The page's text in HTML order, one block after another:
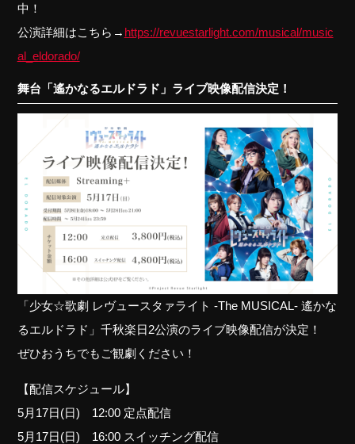
中！
公演詳細はこちら→ https://revuestarlight.com/musical/music
al_eldorado/
舞台「遙かなるエルドラド」ライブ映像配信決定！
「少女☆歌劇 レヴュースタァライト -The MUSICAL- 遙かな
るエルドラド」千秋楽日2公演のライブ映像配信が決定！
ぜひおうちでもご観劇ください！
【配信スケジュール】
5月17日(日) 12:00 定点配信
5月17日(日) 16:00 スイッチング配信